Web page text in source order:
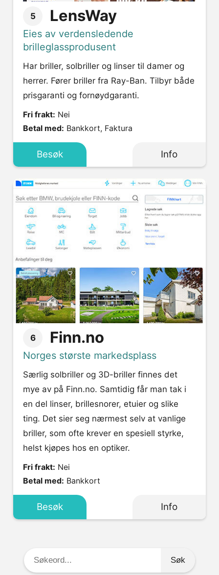
5 LensWay
Eies av verdensledende
brilleglassprodusent
Har briller, solbriller og linser til damer og
herrer. Fører briller fra Ray-Ban. Tilbyr både
prisgaranti og fornøydgaranti.
Fri frakt: Nei
Betal med: Bankkort, Faktura
Besøk Info
6 Finn.no
Norges største markedsplass
Særlig solbriller og 3D-briller finnes det
mye av på Finn.no. Samtidig får man tak i
en del linser, brillesnorer, etuier og slike
ting. Det sier seg nærmest selv at vanlige
briller, som ofte krever en spesiell styrke,
helst kjøpes hos en optiker.
Fri frakt: Nei
Betal med: Bankkort
Besøk Info
Søkeord: